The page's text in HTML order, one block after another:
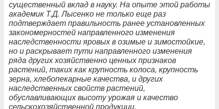
существенный вклад в науку. На опыте этой работы
академик Т.Д. Лысенко не только еще раз
подтверждает правильность ранее установленных
закономерностей направленного изменения
наследственности яровых в озимые и зимостойкие,
но и раскрывает пути направленного изменения
ряда других хозяйственно ценных признаков
растений, таких как крупность колоса, крупность
зерна, хлебопекарные качества, и других
наследственных свойств растений,
обуславливающих высоту урожая и качество
сельскохозяйственной продукции.